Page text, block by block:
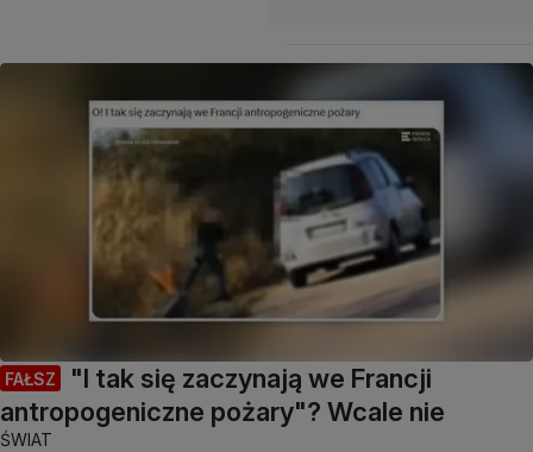
FAŁSZ
"I tak się zaczynają we Francji
antropogeniczne pożary"? Wcale nie
ŚWIAT